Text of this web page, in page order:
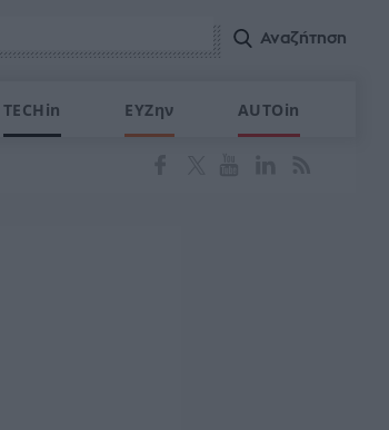
TECHin ΕΥΖην AUTOin